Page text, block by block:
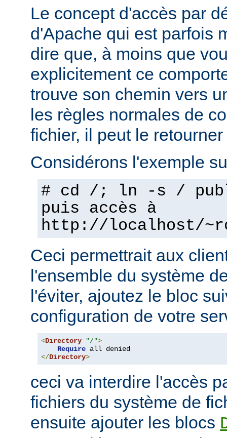
Le concept d'accès par
d'Apache qui est parfois
dire que, à moins que
explicitement ce
trouve son chemin vers
les règles normales de
fichier, il peut le
Considérons l'exemple
# cd /; ln -s /
puis accès à
http://localhost/
Ceci permettrait aux
l'ensemble du système
l'éviter, ajoutez le bloc
configuration de votre
<Directory "/">
Require
</Directory>
ceci va interdire l'accès
fichiers du système de
ensuite ajouter les blocs